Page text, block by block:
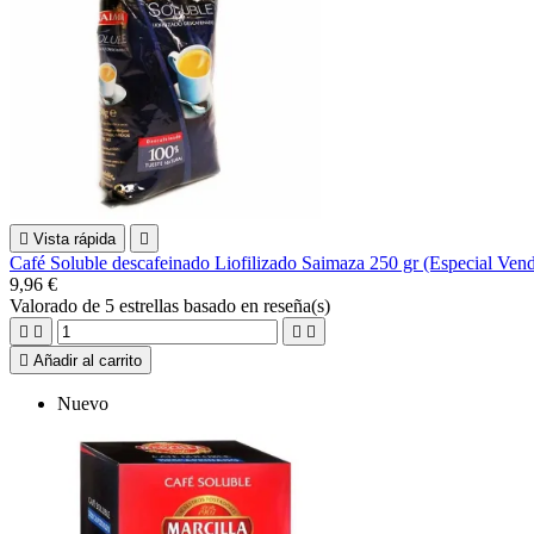
 Vista rápida 
Café Soluble descafeinado Liofilizado Saimaza 250 gr (Especial
9,96 €
Valorado de 5 estrellas basado en reseña(s)
   
 Añadir al carrito
Nuevo